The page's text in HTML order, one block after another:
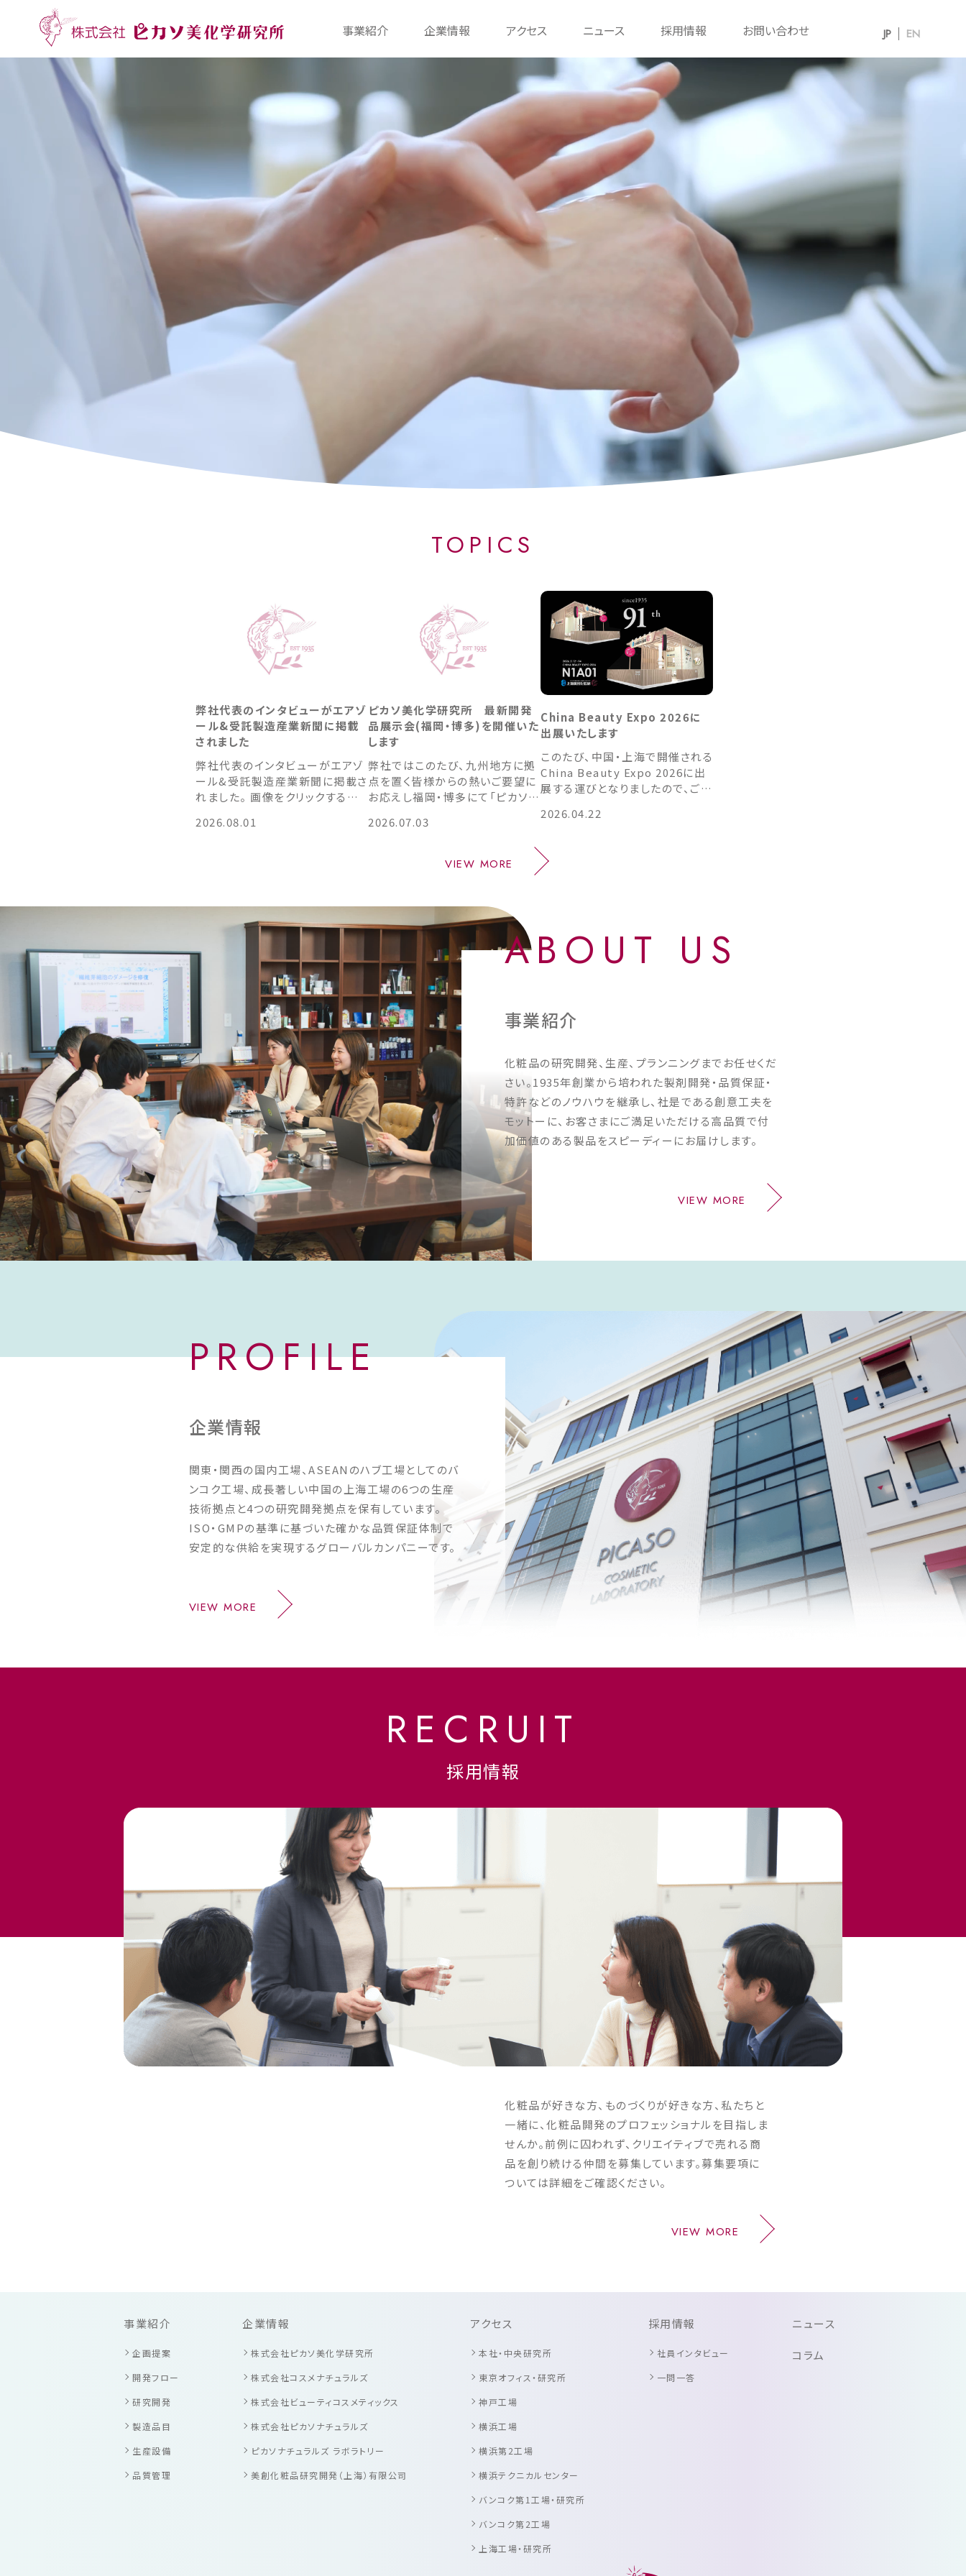
JP EN
事業紹介 企業情報 アクセス ニュース 採用情報 お問い合わせ
TOPICS
弊社代表のインタビューがエアゾ
ール&受託製造産業新聞に掲載
されました
弊社代表のインタビューがエアゾ
ール&受託製造産業新聞に掲載さ
れました。 画像をクリックすると
ODMさらに強化 （１）今年上半期
定規模まで成長すると伸びが落ち
着く傾向が見られる。そのような
市場だからこそ、我々ODM企業に
は単なる受託製造ではなく、「売
れる化粧品」をお客様とともに企
画・開発する提案力が求められて
いる。販売チャネルやブランド戦略
まで踏み込んだ支援が、これから
の競争力になると考えている。
（２）当社は「売れる化粧品」開発
と、提案型ODMを強みとしてお
り、お客様と議論を重ねながら
「売れる化粧品」を提案する営業
力が欠かせない。 営業力の底上
げをはかり、提案型ODMをさらに
強化する。AIについては市場調査
や事務作業の効率化に活用し、営
業担当者が提案活動により多くの
時間を使える環境づくりも進めて
いる。また、中国をはじめとする原
材料・容器の調達力を強化すると
ともに、お客様の海外展開も積極
的に支援していきたい。 （３）建設
テゴリーで、機能性の高い処方と
特徴ある容器を組み合わせた提
れる化粧品」づくりを支援してい
れる化粧品を開発することで業績
拡大を目指す。国内市場は成熟が
進む一方、海外には成長機会があ
り、お客様の海外展開も積極的に
支援していく。韓国コスメブームが
一巡しつつあるなか、品質や技術
社にしかない価値ある化粧品を
国内外へ発信していく。 出典：エ
アゾール＆受託製造産業新聞社
2026.08.01
ピカソ美化学研究所 最新開発
品展示会(福岡・博多)を開催いた
します
弊社ではこのたび、九州地方に拠
点を置く皆様からの熱いご要望に
お応えし福岡・博多にて「ピカソ美
会」を初開催する運びとなりまし
た。 スキンケア成分ハンター竹岡
篤史様をお招きし最新原料のご紹
介や弊社独自技術をご紹介するセ
示ブースを会場内に特設いたしま
す。 ご来場の際は、ぜひお時間に
余裕をもってお越しいただき、隣
接の展示ブースの見学とあわせて
ご参加ください。 皆様のご来場な
らびに講演会へのご参加を、スタ
ッフ一同心よりお待ち申し上げて
おります。 開催日：令和８年７月
７日（火）15:00～19:00 会 場：
WITH THE STYLE
FUKUOKA 「ザ・ウエストギャラ
リー」 〒812-0016 福岡市博
多区博多駅南1丁目-9-18 ウィズ
ザスタイル福岡（博多駅より徒歩
約５分） 会場までのアクセ
スはこちらをご確認ください
2026.07.03
China Beauty Expo 2026に
出展いたします
このたび、中国・上海で開催される
China Beauty Expo 2026に出
展する運びとなりましたので、ご案
Expo 2026 会期：2026年5月12
Shanghai New International
2026.04.22
VIEW MORE
ABOUT US
事業紹介
化粧品の研究開発、生産、プランニングまでお任せくだ
さい。1935年創業から培われた製剤開発・品質保証・
特許などのノウハウを継承し、社是である創意工夫を
モットーに、お客さまにご満足いただける高品質で付
加価値のある製品をスピーディーにお届けします。
VIEW MORE
PROFILE
企業情報
関東・関西の国内工場、ASEANのハブ工場としてのバ
ンコク工場、成長著しい中国の上海工場の6つの生産
技術拠点と4つの研究開発拠点を保有しています。
ISO・GMPの基準に基づいた確かな品質保証体制で
安定的な供給を実現するグローバルカンパニーです。
VIEW MORE
RECRUIT
採用情報
化粧品が好きな方、ものづくりが好きな方、私たちと
一緒に、化粧品開発のプロフェッショナルを目指しま
せんか。前例に囚われず、クリエイティブで売れる商
品を創り続ける仲間を募集しています。募集要項に
ついては詳細をご確認ください。
VIEW MORE
事業紹介
企画提案
開発フロー
研究開発
製造品目
生産設備
品質管理
企業情報
株式会社ピカソ美化学研究所
株式会社コスメナチュラルズ
株式会社ビューティコスメティックス
株式会社ピカソナチュラルズ
ピカソナチュラルズ ラボラトリー
美創化粧品研究開発（上海）有限公司
アクセス
本社・中央研究所
東京オフィス・研究所
神戸工場
横浜工場
横浜第2工場
横浜テクニカルセンター
バンコク第1工場・研究所
バンコク第2工場
上海工場・研究所
採用情報
社員インタビュー
一問一答
ニュース
コラム